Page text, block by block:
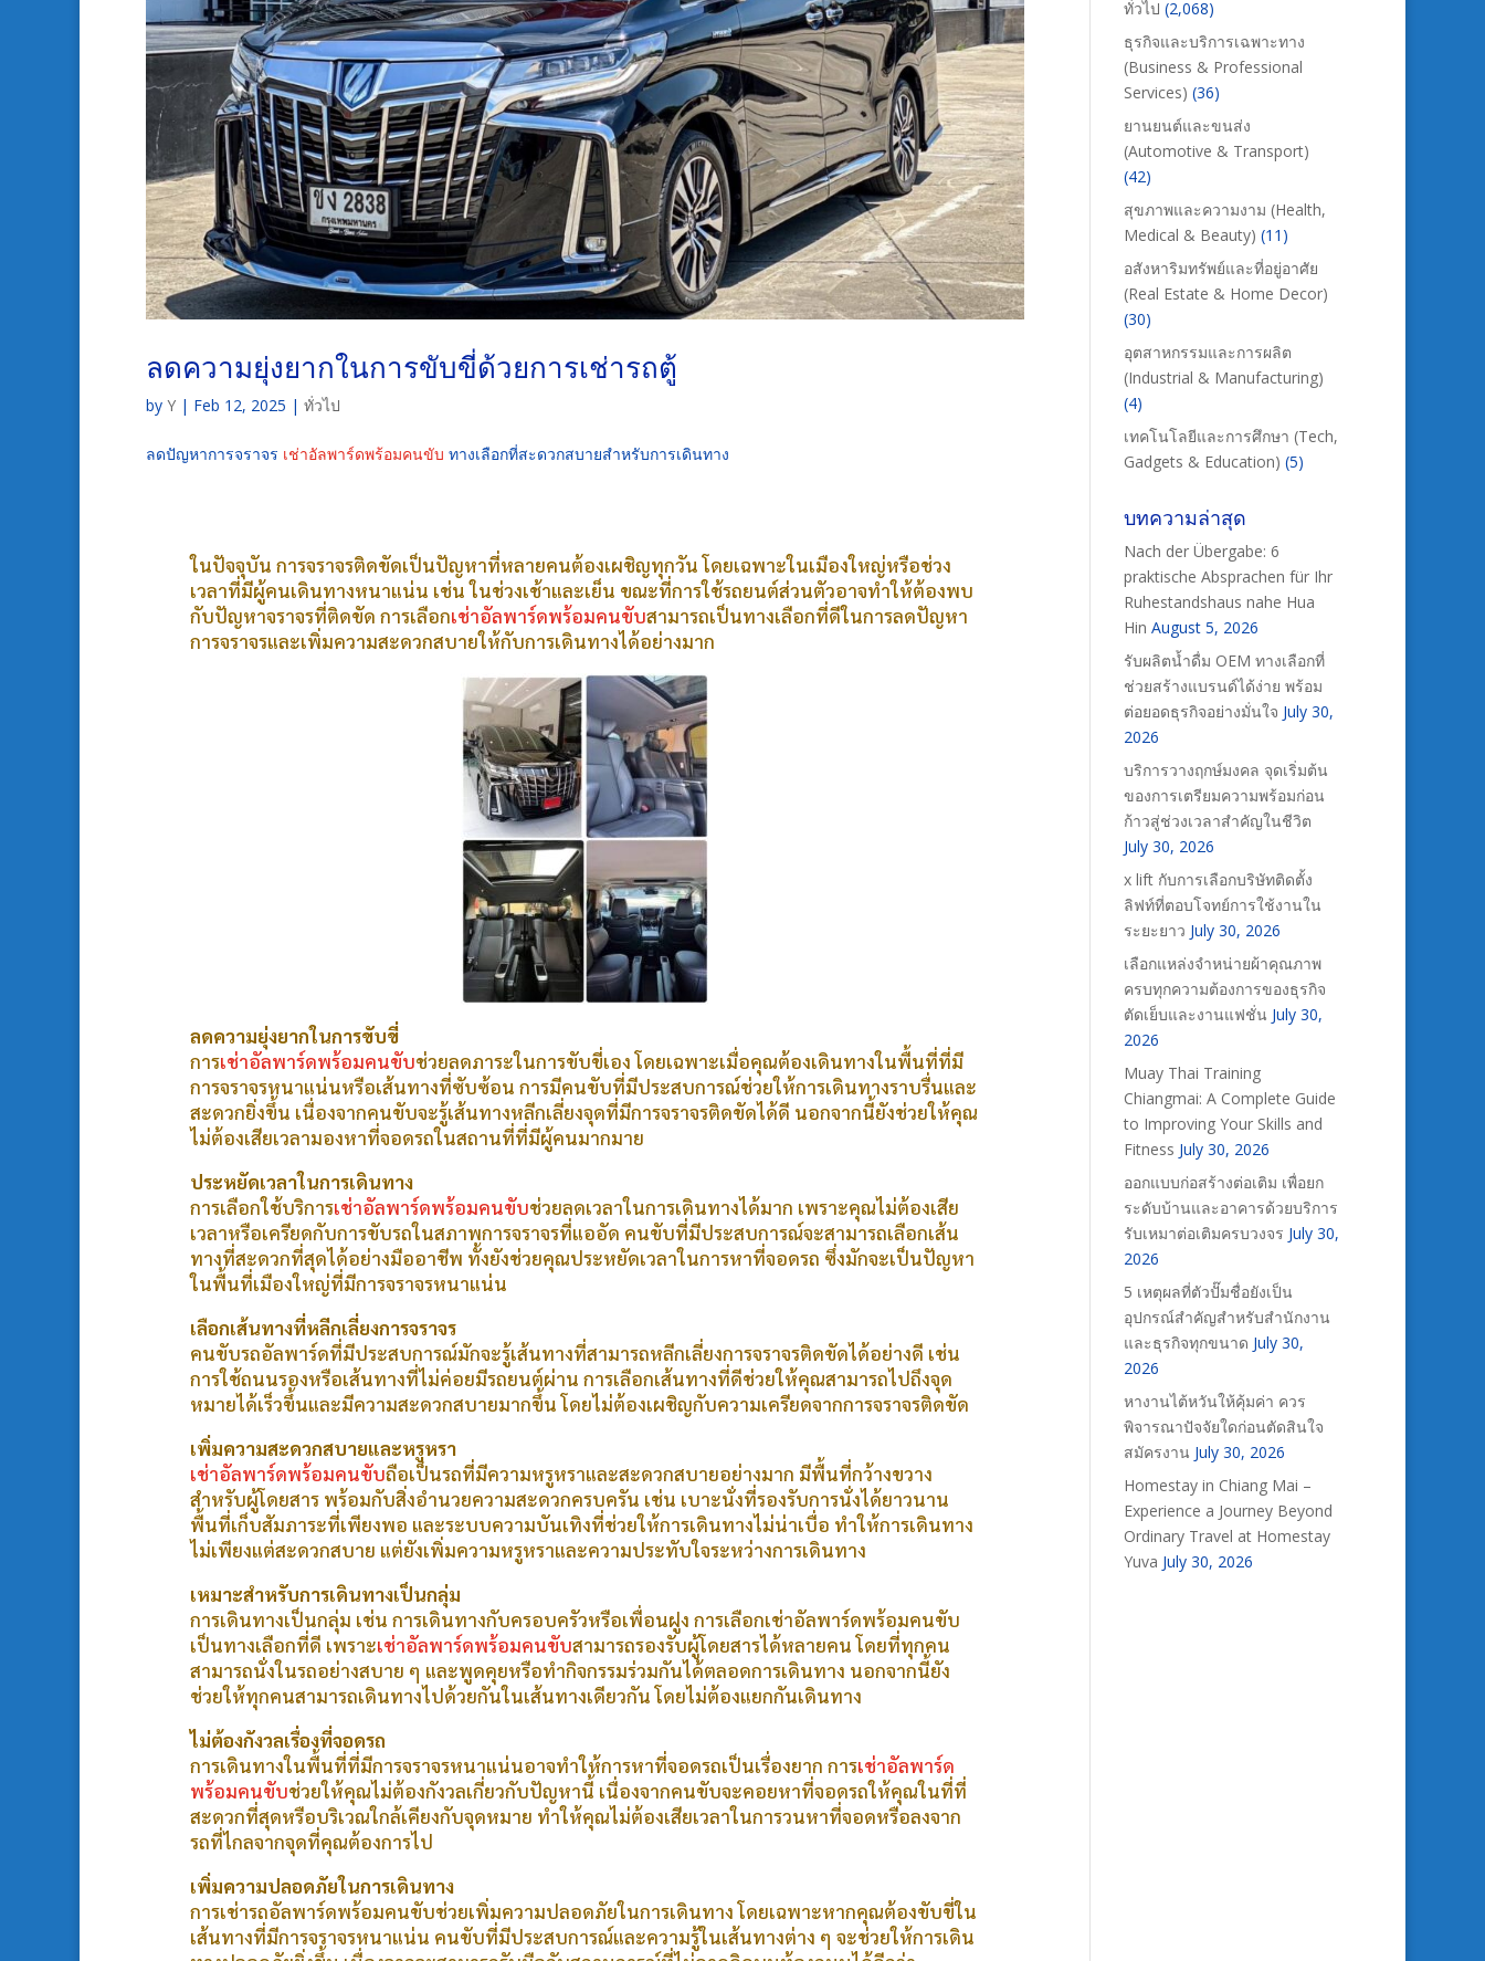
ลดความยุ่งยากในการขับขี่ด้วยการเช่ารถตู้
by Y | Feb 12, 2025 | ทั่วไป
ลดปัญหาการจราจร เช่าอัลพาร์ดพร้อมคนขับ ทางเลือกที่สะดวกสบายสำหรับการเดินทาง
ในปัจจุบัน การจราจรติดขัดเป็นปัญหาที่หลายคนต้องเผชิญทุกวัน โดยเฉพาะในเมืองใหญ่หรือช่วง
เวลาที่มีผู้คนเดินทางหนาแน่น เช่น ในช่วงเช้าและเย็น ขณะที่การใช้รถยนต์ส่วนตัวอาจทำให้ต้องพบ
กับปัญหาจราจรที่ติดขัด การเลือกเช่าอัลพาร์ดพร้อมคนขับสามารถเป็นทางเลือกที่ดีในการลดปัญหา
การจราจรและเพิ่มความสะดวกสบายให้กับการเดินทางได้อย่างมาก
ลดความยุ่งยากในการขับขี่
การเช่าอัลพาร์ดพร้อมคนขับช่วยลดภาระในการขับขี่เอง โดยเฉพาะเมื่อคุณต้องเดินทางในพื้นที่ที่มี
การจราจรหนาแน่นหรือเส้นทางที่ซับซ้อน การมีคนขับที่มีประสบการณ์ช่วยให้การเดินทางราบรื่นและ
สะดวกยิ่งขึ้น เนื่องจากคนขับจะรู้เส้นทางหลีกเลี่ยงจุดที่มีการจราจรติดขัดได้ดี นอกจากนี้ยังช่วยให้คุณ
ไม่ต้องเสียเวลามองหาที่จอดรถในสถานที่ที่มีผู้คนมากมาย
ประหยัดเวลาในการเดินทาง
การเลือกใช้บริการเช่าอัลพาร์ดพร้อมคนขับช่วยลดเวลาในการเดินทางได้มาก เพราะคุณไม่ต้องเสีย
เวลาหรือเครียดกับการขับรถในสภาพการจราจรที่แออัด คนขับที่มีประสบการณ์จะสามารถเลือกเส้น
ทางที่สะดวกที่สุดได้อย่างมืออาชีพ ทั้งยังช่วยคุณประหยัดเวลาในการหาที่จอดรถ ซึ่งมักจะเป็นปัญหา
ในพื้นที่เมืองใหญ่ที่มีการจราจรหนาแน่น
เลือกเส้นทางที่หลีกเลี่ยงการจราจร
คนขับรถอัลพาร์ดที่มีประสบการณ์มักจะรู้เส้นทางที่สามารถหลีกเลี่ยงการจราจรติดขัดได้อย่างดี เช่น
การใช้ถนนรองหรือเส้นทางที่ไม่ค่อยมีรถยนต์ผ่าน การเลือกเส้นทางที่ดีช่วยให้คุณสามารถไปถึงจุด
หมายได้เร็วขึ้นและมีความสะดวกสบายมากขึ้น โดยไม่ต้องเผชิญกับความเครียดจากการจราจรติดขัด
เพิ่มความสะดวกสบายและหรูหรา
เช่าอัลพาร์ดพร้อมคนขับถือเป็นรถที่มีความหรูหราและสะดวกสบายอย่างมาก มีพื้นที่กว้างขวาง
สำหรับผู้โดยสาร พร้อมกับสิ่งอำนวยความสะดวกครบครัน เช่น เบาะนั่งที่รองรับการนั่งได้ยาวนาน
พื้นที่เก็บสัมภาระที่เพียงพอ และระบบความบันเทิงที่ช่วยให้การเดินทางไม่น่าเบื่อ ทำให้การเดินทาง
ไม่เพียงแต่สะดวกสบาย แต่ยังเพิ่มความหรูหราและความประทับใจระหว่างการเดินทาง
เหมาะสำหรับการเดินทางเป็นกลุ่ม
การเดินทางเป็นกลุ่ม เช่น การเดินทางกับครอบครัวหรือเพื่อนฝูง การเลือกเช่าอัลพาร์ดพร้อมคนขับ
เป็นทางเลือกที่ดี เพราะเช่าอัลพาร์ดพร้อมคนขับสามารถรองรับผู้โดยสารได้หลายคน โดยที่ทุกคน
สามารถนั่งในรถอย่างสบาย ๆ และพูดคุยหรือทำกิจกรรมร่วมกันได้ตลอดการเดินทาง นอกจากนี้ยัง
ช่วยให้ทุกคนสามารถเดินทางไปด้วยกันในเส้นทางเดียวกัน โดยไม่ต้องแยกกันเดินทาง
ไม่ต้องกังวลเรื่องที่จอดรถ
การเดินทางในพื้นที่ที่มีการจราจรหนาแน่นอาจทำให้การหาที่จอดรถเป็นเรื่องยาก การเช่าอัลพาร์ด
พร้อมคนขับช่วยให้คุณไม่ต้องกังวลเกี่ยวกับปัญหานี้ เนื่องจากคนขับจะคอยหาที่จอดรถให้คุณในที่ที่
สะดวกที่สุดหรือบริเวณใกล้เคียงกับจุดหมาย ทำให้คุณไม่ต้องเสียเวลาในการวนหาที่จอดหรือลงจาก
รถที่ไกลจากจุดที่คุณต้องการไป
เพิ่มความปลอดภัยในการเดินทาง
การเช่ารถอัลพาร์ดพร้อมคนขับช่วยเพิ่มความปลอดภัยในการเดินทาง โดยเฉพาะหากคุณต้องขับขี่ใน
เส้นทางที่มีการจราจรหนาแน่น คนขับที่มีประสบการณ์และความรู้ในเส้นทางต่าง ๆ จะช่วยให้การเดิน
ทั่วไป (2,068)
ธุรกิจและบริการเฉพาะทาง
(Business & Professional
Services) (36)
ยานยนต์และขนส่ง
(Automotive & Transport)
(42)
สุขภาพและความงาม (Health,
Medical & Beauty) (11)
อสังหาริมทรัพย์และที่อยู่อาศัย
(Real Estate & Home Decor)
(30)
อุตสาหกรรมและการผลิต
(Industrial & Manufacturing)
(4)
เทคโนโลยีและการศึกษา (Tech,
Gadgets & Education) (5)
บทความล่าสุด
Nach der Übergabe: 6
praktische Absprachen für Ihr
Ruhestandshaus nahe Hua
Hin August 5, 2026
รับผลิตน้ำดื่ม OEM ทางเลือกที่
ช่วยสร้างแบรนด์ได้ง่าย พร้อม
ต่อยอดธุรกิจอย่างมั่นใจ July 30,
2026
บริการวางฤกษ์มงคล จุดเริ่มต้น
ของการเตรียมความพร้อมก่อน
ก้าวสู่ช่วงเวลาสำคัญในชีวิต
July 30, 2026
x lift กับการเลือกบริษัทติดตั้ง
ลิฟท์ที่ตอบโจทย์การใช้งานใน
ระยะยาว July 30, 2026
เลือกแหล่งจำหน่ายผ้าคุณภาพ
ครบทุกความต้องการของธุรกิจ
ตัดเย็บและงานแฟชั่น July 30,
2026
Muay Thai Training
Chiangmai: A Complete Guide
to Improving Your Skills and
Fitness July 30, 2026
ออกแบบก่อสร้างต่อเติม เพื่อยก
ระดับบ้านและอาคารด้วยบริการ
รับเหมาต่อเติมครบวงจร July 30,
2026
5 เหตุผลที่ตัวปั๊มชื่อยังเป็น
อุปกรณ์สำคัญสำหรับสำนักงาน
และธุรกิจทุกขนาด July 30,
2026
หางานไต้หวันให้คุ้มค่า ควร
พิจารณาปัจจัยใดก่อนตัดสินใจ
สมัครงาน July 30, 2026
Homestay in Chiang Mai –
Experience a Journey Beyond
Ordinary Travel at Homestay
Yuva July 30, 2026